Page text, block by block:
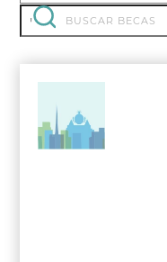
por:
Buscar:
'